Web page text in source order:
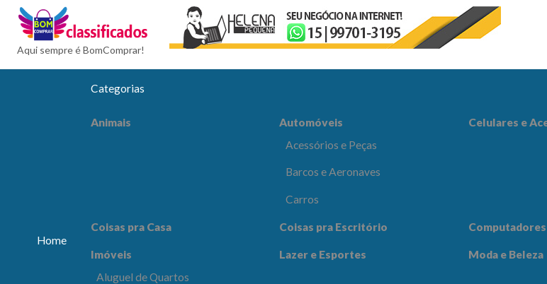
Coisas pra Escritório
Computadores e
Eletrônicos
Lazer e Esportes Moda e Beleza
BomComprar
Aqui sempre é BomComprar!
Home
Categorias
Animais
Automóveis
Acessórios e Peças
Barcos e Aeronaves
Carros
Celulares e
Coisas pra Casa Coisas pra Escritório
Imóveis
Aluguel de Quartos
Lazer e Esportes Moda e Beleza